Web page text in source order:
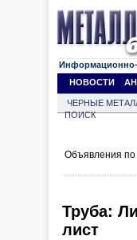
Информационно-
НОВОСТИ
ЧЕРНЫЕ
ПОИСК
Объявления по
Труба:
лист